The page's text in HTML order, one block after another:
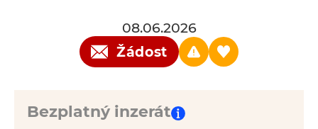
08.06.2026
Žádost
Bezplatný inzerát